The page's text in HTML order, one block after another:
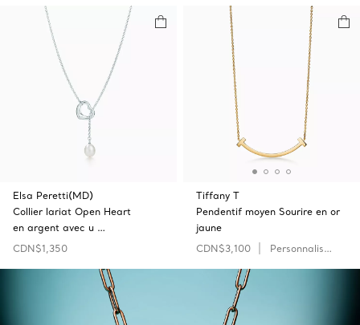
Elsa Peretti(MD)
Collier lariat Open‎ Heart
en argent avec u …
CDN$1,350
Tiffany T
Pendentif moyen Sourire en or
jaune
CDN$3,100
Personnaliser